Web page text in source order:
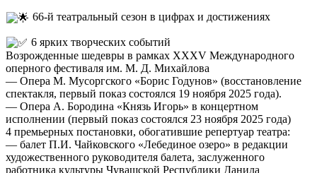
66-й театральный сезон в цифрах и достижениях
6 ярких творческих событий
Возрожденные шедевры в рамках XXXV Международного
оперного фестиваля им. М. Д. Михайлова
— Опера М. Мусоргского «Борис Годунов» (восстановление
спектакля, первый показ состоялся 19 ноября 2025 года).
— Опера А. Бородина «Князь Игорь» в концертном
исполнении (первый показ состоялся 23 ноября 2025 года)
4 премьерных постановки, обогатившие репертуар театра:
— балет П.И. Чайковского «Лебединое озеро» в редакции
художественного руководителя балета, заслуженного
работника культуры Чувашской Республики Данила